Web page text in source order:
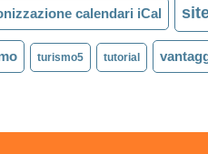
calendari iCal
turismo5 tutorial